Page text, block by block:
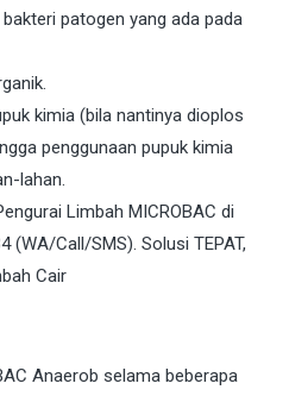
patogen yang ada pada
kimia (bila nantinya dioplos
penggunaan pupuk kimia
lahan.
Anaerob selama beberapa